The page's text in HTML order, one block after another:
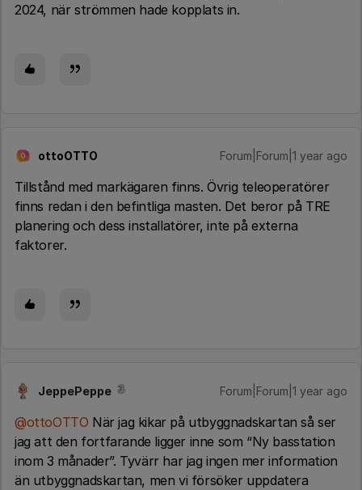
2024, när strömmen hade kopplats in.
O ottoOTTO Forum|Forum|1 year ago
Tillstånd med markägaren finns. Övrig teleoperatörer
finns redan i den befintliga masten. Det beror på TRE
planering och dess installatörer, inte på externa
faktorer.
JeppePeppe Forum|Forum|1 year ago
@ottoOTTO När jag kikar på utbyggnadskartan så ser
jag att den fortfarande ligger inne som “Ny basstation
inom 3 månader”. Tyvärr har jag ingen mer information
än utbyggnadskartan, men vi försöker uppdatera